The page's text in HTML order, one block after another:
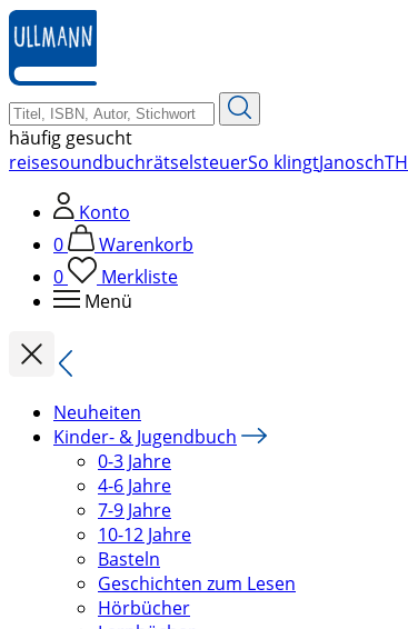
zum
Hauptinhalt
springen
häufig gesucht
reisesoundbuchrätselsteuerSo klingtJanosch
Konto
0
Warenkorb
0
Merkliste
Menü
Neuheiten
Kinder- & Jugendbuch
0-3 Jahre
4-6 Jahre
7-9 Jahre
10-12 Jahre
Basteln
Geschichten zum Lesen
Hörbücher